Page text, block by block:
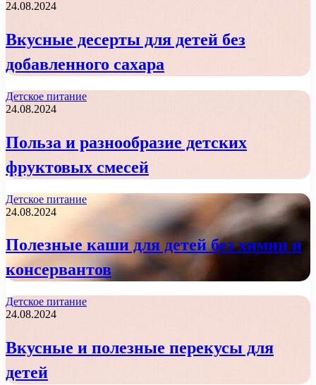
24.08.2024
Вкусные десерты для детей без
добавленного сахара
Детское питание
24.08.2024
Польза и разнообразие детских
фруктовых смесей
Детское питание
24.08.2024
Полезные каши для детей без химии и
консервантов
Детское питание
24.08.2024
Вкусные и полезные перекусы для
детей